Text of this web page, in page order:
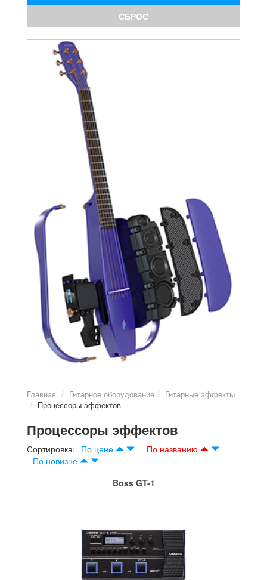
СБРОС
Главная Гитарное оборудование
Гитарные эффекты
Процессоры эффектов
Процессоры эффектов
Сортировка: По цене
По названию
По новизне
Boss GT-1